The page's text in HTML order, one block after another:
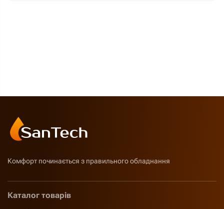
Комфорт починається з правильного обладнання
Каталог товарів